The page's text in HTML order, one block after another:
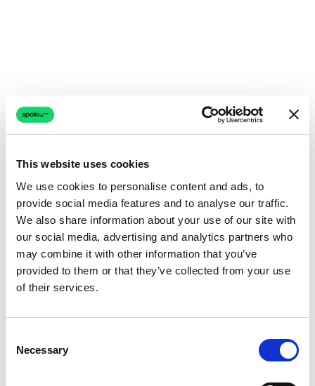
This website uses cookies
We use cookies to personalise content and ads, to
provide social media features and to analyse our traffic.
We also share information about your use of our site with
our social media, advertising and analytics partners who
may combine it with other information that you’ve
provided to them or that they’ve collected from your use
of their services.
Selection
Necessary